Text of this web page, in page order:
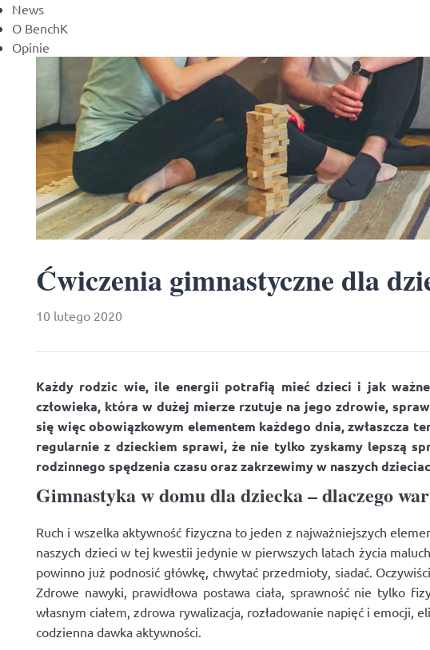
News
O BenchK
Opinie
Ćwiczenia gimnastyczne dla
10 lutego 2020
Każdy rodzic wie, ile energii potrafią mieć dzieci i jak
człowieka, która w dużej mierze rzutuje na jego zdrowie,
się więc obowiązkowym elementem każdego dnia, zwłaszcza
regularnie z dzieckiem sprawi, że nie tylko zyskamy lepszą
rodzinnego spędzenia czasu oraz zakrzewimy w naszych
Gimnastyka w domu dla dziecka – dlaczego
Ruch i wszelka aktywność fizyczna to jeden z najważniejszych
naszych dzieci w tej kwestii jedynie w pierwszych latach życia
powinno już podnosić główkę, chwytać przedmioty, siadać.
Zdrowe nawyki, prawidłowa postawa ciała, sprawność nie tylko
własnym ciałem, zdrowa rywalizacja, rozładowanie napięć i
codzienna dawka aktywności.